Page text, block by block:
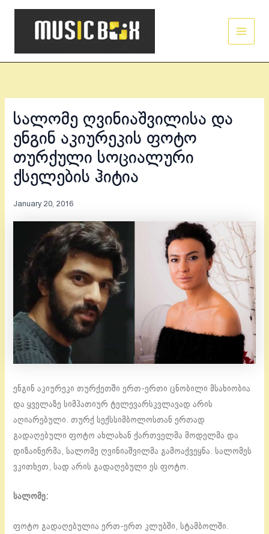
Skip
სალომე ღვინიაშვილისა და
ენგინ აკიურეკის ფოტო
თურქული სოციალური
ქსელების ჰიტია
January 20, 2016
ენგინ აკიურეკი თურქეთში ერთ-ერთი ცნობილი მსახიობია
და ყველაზე სიმპათიურ ტელევარსკვლავად არის
აღიარებული. თურქ სექსსიმბოლოსთან ერთად
გადაღებული ფოტო ახლახან ქართველმა მოდელმა და
დიზაინერმა, სალომე ღვინიაშვილმა გამოაქვეყნა. სალომეს
ვკითხეთ, სად არის გადაღებული ეს ფოტო.
სალომე:
ფოტო გადაღებულია ერთ-ერთ კლუბში, სტამბოლში.